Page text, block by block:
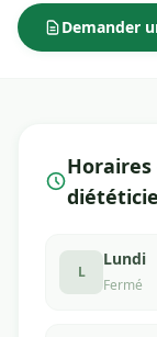
Demander
L
Lundi
Fermé